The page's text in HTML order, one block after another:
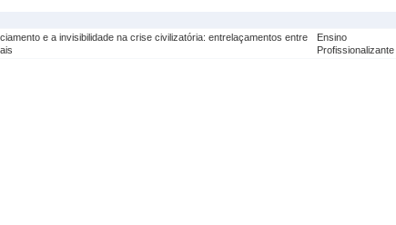
e a invisibilidade na crise civilizatória: entrelaçamentos entre
Ensino
Profissionalizante